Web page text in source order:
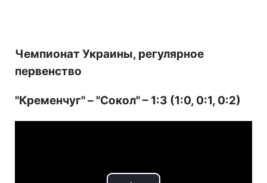
Чемпионат Украины, регулярное
первенство
"Кременчуг" – "Сокол" – 1:3 (1:0, 0:1, 0:2)